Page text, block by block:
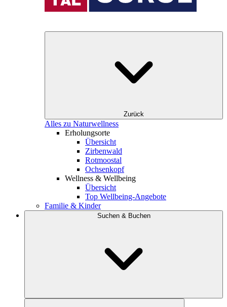
Zurück
Alles zu Naturwellness
Erholungsorte
Übersicht
Zirbenwald
Rotmoostal
Ochsenkopf
Wellness & Wellbeing
Übersicht
Top Wellbeing-Angebote
Familie & Kinder
Suchen & Buchen